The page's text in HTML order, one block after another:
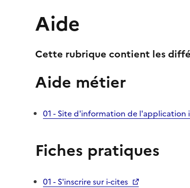
Aide
Cette rubrique contient les
Aide métier
01 - Site d'information de l'application
Fiches pratiques
01 - S'inscrire sur i-cites